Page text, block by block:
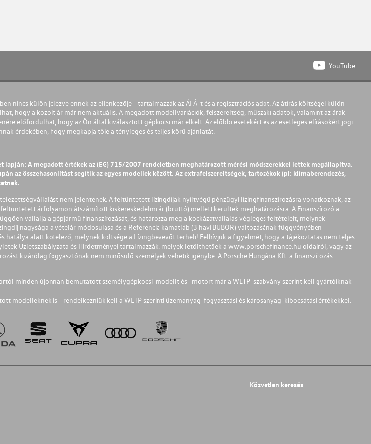
YouTube
nincs külön jelezve ennek az ellenkezője - tartalmazzák az ÁFÁ-t és a regisztrációs adót. Az átírás költségei külön
hogy a közölt ár már nem aktuális. A megadott modellvariációk, felszereltség, műszaki adatok, valamint az árak
előfordulhat, hogy az Ön által kiválasztott gépkocsi már elkelt. Az előbbi esetekért és az esetleges elírásokért jogi
érdekében, hogy megkapja tőle a tényleges és teljes körű ajánlatát.
lapján: A megadott értékek az (EG) 715/2007 rendeletben meghatározott mérési módszerekkel lettek megállapítva.
az összehasonlítást segítik az egyes modellek között. Az extrafelszereltségek, tartozékok (pl: klímaberendezés,
nem jelentenek. A feltüntetett lízingdíjak nyíltvégű pénzügyi lízingfinanszírozásra vonatkoznak, az
árfolyamon átszámított kiskereskedelmi ár (bruttó) mellett kerültek meghatározásra. A Finanszírozó a
vállalja a gépjármű finanszírozását, és határozza meg a kockázatvállalás végleges feltételeit, melynek
nagysága a vételár módosulása és a Referencia kamatláb (3 havi BUBOR) változásának függvényében
hatálya alatt kötelező, melynek költsége a Lízingbevevőt terheli! Felhívjuk a figyelmét, hogy a tájékoztatás nem teljes
Üzletszabályzata és Hirdetményei tartalmazzák, melyek letölthetőek a www.porschefinance.hu oldalról, vagy az
kizárólag fogyasztónak nem minősülő személyek vehetik igénybe. A Porsche Hungária Kft. a finanszírozás
minden újonnan bemutatott személygépkocsi-modellt és -motort már a WLTP-szabvány szerint kell gyártóiknak
modelleknek is - rendelkezniük kell a WLTP szerinti üzemanyag-fogyasztási és károsanyag-kibocsátási értékekkel.
Közvetlen keresés